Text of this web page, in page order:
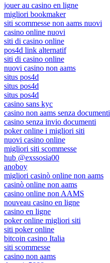
jouer au casino en ligne
migliori bookmaker
siti scommesse non aams nuovi
casino online nuovi
siti di casino online
pos4d link alternatif
siti di casino online
nuovi casino non aams
situs pos4d
situs pos4d
situs pos4d
casino sans kyc
casino non aams senza documenti
casino senza invio documenti
poker online i migliori siti
nuovi casino online
migliori siti scommesse
hub @exssosia00
anoboy
migliori casinò online non aams
casinò online non aams
casino online non AAMS
nouveau casino en ligne
casino en ligne
poker online migliori siti
siti poker online
bitcoin casino Italia
siti scommesse
casino non aams